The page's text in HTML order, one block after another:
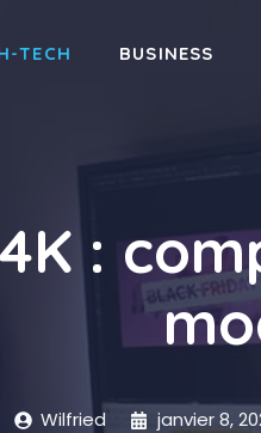
TECH BUSINESS
4K :
Wilfried janvier 8,